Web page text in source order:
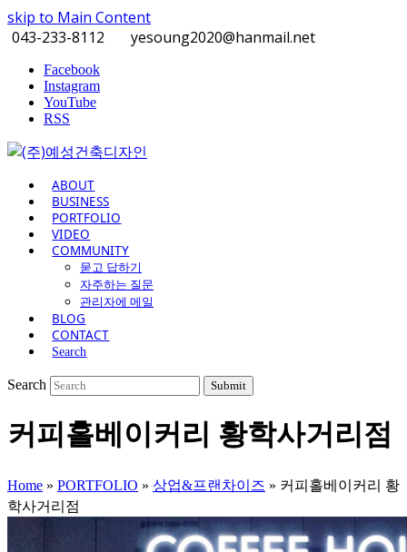
skip to Main Content
043-233-8112
yesoung2020@hanmail.net
Facebook
Instagram
YouTube
RSS
ABOUT
BUSINESS
PORTFOLIO
VIDEO
COMMUNITY
묻고 답하기
자주하는 질문
관리자에 메일
BLOG
CONTACT
Search
Search Submit
커피홀베이커리 황학사거리점
Home » PORTFOLIO » 상업&프랜차이즈 » 커피홀베이커리 황
학사거리점